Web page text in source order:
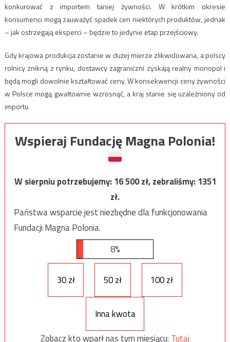
konkurować z importem taniej żywności. W krótkim okresie
konsumenci mogą zauważyć spadek cen niektórych produktów, jednak
– jak ostrzegają eksperci – będzie to jedynie etap przejściowy.
Gdy krajowa produkcja zostanie w dużej mierze zlikwidowana, a polscy
rolnicy znikną z rynku, dostawcy zagraniczni zyskają realny monopol i
będą mogli dowolnie kształtować ceny. W konsekwencji ceny żywności
w Polsce mogą gwałtownie wzrosnąć, a kraj stanie się uzależniony od
importu.
Wspieraj Fundację Magna Polonia!
W sierpniu potrzebujemy:16 500zł, zebraliśmy:1351
zł.
Państwa wsparcie jest niezbędne dla funkcjonowania
Fundacji Magna Polonia.
8%
30 zł 50 zł 100 zł
Inna kwota
Zobacz kto wparł nas tym miesiącu: Tutaj